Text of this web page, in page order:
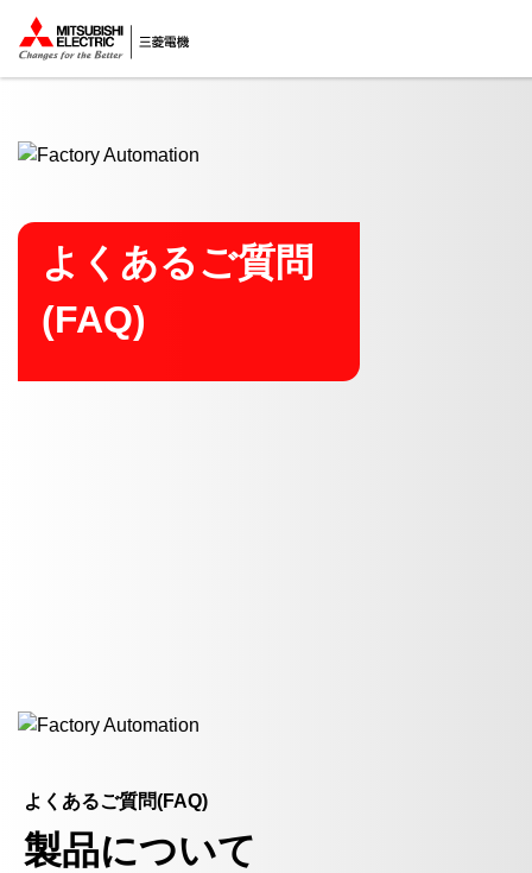
ここから本文
よくあるご質問
(FAQ)
よくあるご質問(FAQ)
製品について